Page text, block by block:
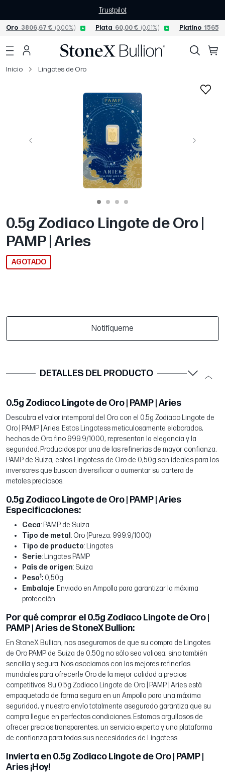
Trustpilot
Oro 3806,67 € (0,00%) Plata 60,00 € (0,01%) Platino
Inicio Lingotes de Oro
Página anterior Siguiente
0.5g Zodiaco Lingote de Oro |
PAMP | Aries
AGOTADO
Notifíqueme
DETALLES DEL PRODUCTO
0.5g Zodiaco Lingote de Oro | PAMP | Aries
Descubra el valor intemporal del Oro con el 0.5g Zodiaco Lingote de
Oro | PAMP | Aries. Estos Lingotess meticulosamente elaborados,
hechos de Oro fino 999.9/1000, representan la elegancia y la
seguridad. Producidos por una de las refinerías de mayor confianza,
PAMP de Suiza, estos Lingotess de Oro de 0,50g son ideales para los
inversores que buscan diversificar o aumentar su cartera de
metales preciosos.
0.5g Zodiaco Lingote de Oro | PAMP | Aries
Especificaciones:
Ceca: PAMP de Suiza
Tipo de metal : Oro (Pureza: 999.9/1000)
Tipo de producto: Lingotes
Serie: Lingotes PAMP
País de origen: Suiza
Peso1: 0,50g
Embalaje: Enviado en Ampolla para garantizar la máxima
protección.
Por qué comprar el 0.5g Zodiaco Lingote de Oro |
PAMP | Aries de StoneX Bullion:
En StoneX Bullion, nos aseguramos de que su compra de Lingotes
de Oro PAMP de Suiza de 0,50g no sólo sea valiosa, sino también
sencilla y segura. Nos asociamos con las mejores refinerías
mundiales para ofrecerle Oro de la mejor calidad a precios
competitivos. Su 0.5g Zodiaco Lingote de Oro | PAMP | Aries está
empaquetado de forma segura en un Ampolla para una máxima
seguridad, y nuestro envío totalmente asegurado garantiza que su
compra llegue en perfectas condiciones. Estamos orgullosos de
ofrecer precios transparentes, un servicio experto y una plataforma
de confianza para todas sus necesidades de Lingotess.
Invierta en 0.5g Zodiaco Lingote de Oro | PAMP |
Aries ¡Hoy!